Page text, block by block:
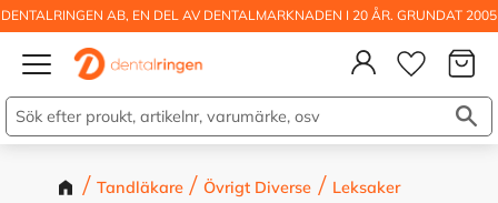
DENTALRINGEN AB, EN DEL AV DENTALMARKNADEN I 20 ÅR. GRUNDAT 2005
Tandläkare Övrigt Diverse Leksaker